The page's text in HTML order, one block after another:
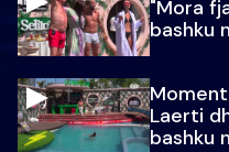
"Mora
bashku
Laerti
bashku